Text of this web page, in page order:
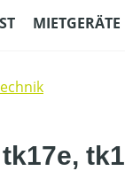
MIETGERÄTE